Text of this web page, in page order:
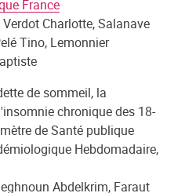
France
Charlotte, Salanave
Tino, Lemonnier
de sommeil, la
chronique des 18-
de Santé publique
Hebdomadaire,
Abdelkrim, Faraut